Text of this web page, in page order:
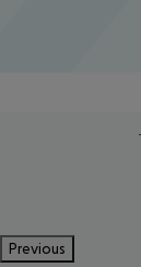
Previous